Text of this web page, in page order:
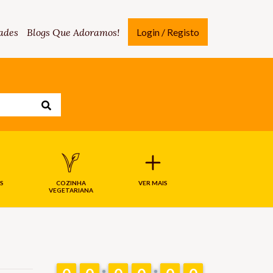
Blogs Que Adoramos! Login / Registo
COZINHA
VEGETARIANA
VER MAIS